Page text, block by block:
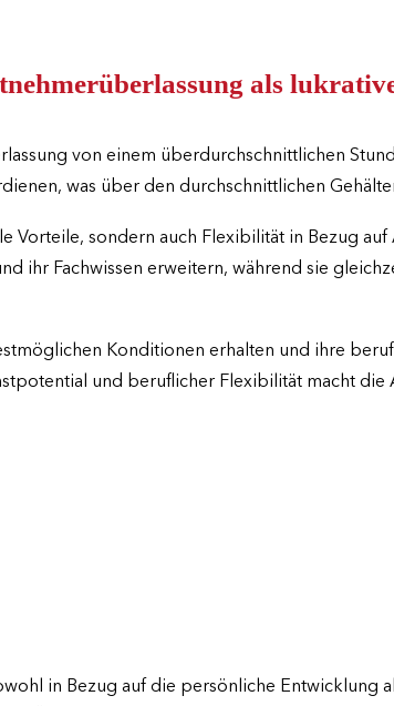
als
von einem überdurchschnittlichen
was über den durchschnittlichen
Vorteile, sondern auch Flexibilität in Bezug
ihr Fachwissen erweitern, während sie
Konditionen erhalten und ihre
und beruflicher Flexibilität macht
in Bezug auf die persönliche Entwicklung